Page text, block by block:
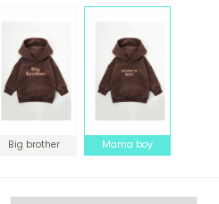
Big brother Mama boy